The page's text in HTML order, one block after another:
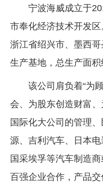
宁波海威成立于
市奉化经济技术开发区
浙江省绍兴市、墨西
生产基地，总生产面积
该公司肩负着“为
会、为股东创造财富
国际化大公司的管理
源、吉利汽车、日本
国采埃孚等汽车制造
百强企业合作，产品